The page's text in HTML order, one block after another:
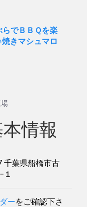
らでＢＢＱを楽
焼きマシュマロ
情報
千葉県船橋市古
ーをご確認下さ